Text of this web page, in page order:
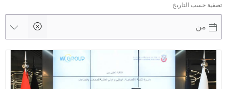
تصفية حسب التاريخ